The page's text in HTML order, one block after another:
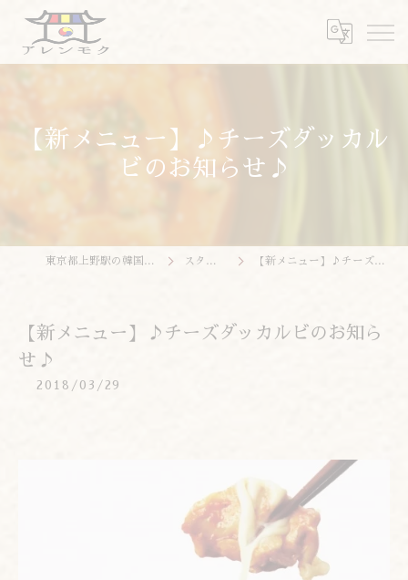
【新メニュー】♪チーズダッカル
ビのお知らせ♪
東京都上野駅の韓国料理ならアレンモク スタッフブログ 【新メニュー】♪チーズダッカルビのお知らせ♪
【新メニュー】♪チーズダッカルビのお知ら
せ♪
2018/03/29